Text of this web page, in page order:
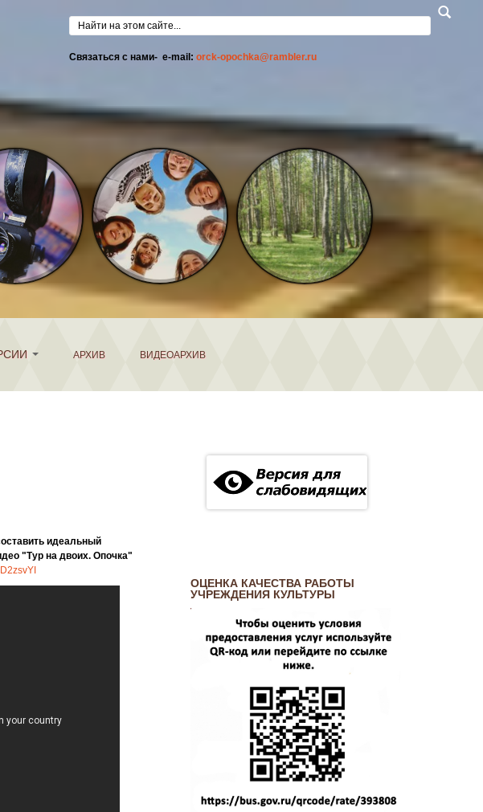
Форма поиска
Связаться с нами- e-mail: orck-opochka@rambler.ru
АРХИВ ВИДЕОАРХИВ
идеальный
"Тур на двоих. Опочка"
ОЦЕНКА КАЧЕСТВА РАБОТЫ
УЧРЕЖДЕНИЯ КУЛЬТУРЫ